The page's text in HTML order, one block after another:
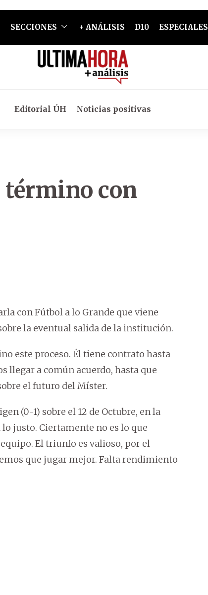
SECCIONES + ANÁLISIS D10 ESPECIALES
Editorial ÚH Noticias positivas
término con
con Fútbol a lo Grande que viene
la eventual salida de la institución.
este proceso. Él tiene contrato hasta
llegar a común acuerdo, hasta que
el futuro del Míster.
(0-1) sobre el 12 de Octubre, en la
lo justo. Ciertamente no es lo que
El triunfo es valioso, por el
que jugar mejor. Falta rendimiento